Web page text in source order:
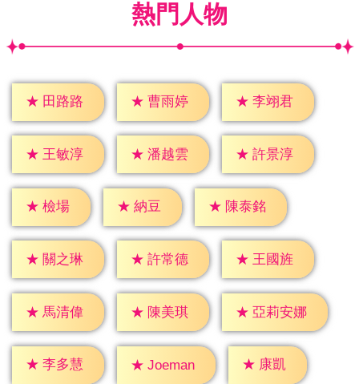
熱門人物
★ 田路路 ★ 曹雨婷 ★ 李翊君
★ 王敏淳 ★ 潘越雲 ★ 許景淳
★ 檢場 ★ 納豆 ★ 陳泰銘
★ 關之琳 ★ 許常德 ★ 王國旌
★ 馬清偉 ★ 陳美琪 ★ 亞莉安娜
★ 李多慧 ★ Joeman ★ 康凱